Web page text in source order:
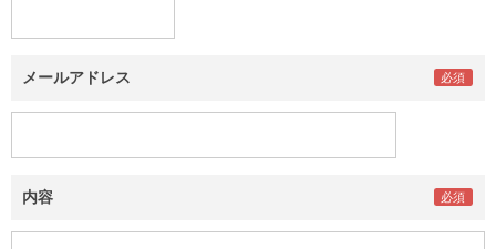
メールアドレス
内容